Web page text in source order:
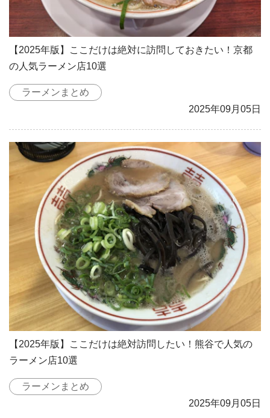
【2025年版】ここだけは絶対に訪問しておきたい！京都
の人気ラーメン店10選
ラーメンまとめ
2025年09月05日
【2025年版】ここだけは絶対訪問したい！熊谷で人気の
ラーメン店10選
ラーメンまとめ
2025年09月05日